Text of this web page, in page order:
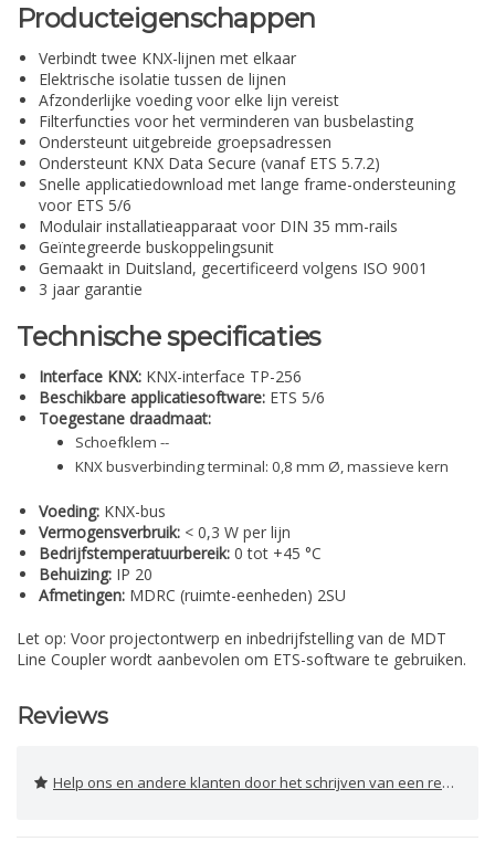
Producteigenschappen
Verbindt twee KNX-lijnen met elkaar
Elektrische isolatie tussen de lijnen
Afzonderlijke voeding voor elke lijn vereist
Filterfuncties voor het verminderen van busbelasting
Ondersteunt uitgebreide groepsadressen
Ondersteunt KNX Data Secure (vanaf ETS 5.7.2)
Snelle applicatiedownload met lange frame-ondersteuning
voor ETS 5/6
Modulair installatieapparaat voor DIN 35 mm-rails
Geïntegreerde buskoppelingsunit
Gemaakt in Duitsland, gecertificeerd volgens ISO 9001
3 jaar garantie
Technische specificaties
Interface KNX: KNX-interface TP-256
Beschikbare applicatiesoftware: ETS 5/6
Toegestane draadmaat:
Schoefklem --
KNX busverbinding terminal: 0,8 mm Ø, massieve kern
Voeding: KNX-bus
Vermogensverbruik: < 0,3 W per lijn
Bedrijfstemperatuurbereik: 0 tot +45 °C
Behuizing: IP 20
Afmetingen: MDRC (ruimte-eenheden) 2SU
Let op: Voor projectontwerp en inbedrijfstelling van de MDT
Line Coupler wordt aanbevolen om ETS-software te gebruiken.
Reviews
Help ons en andere klanten door het schrijven van een review